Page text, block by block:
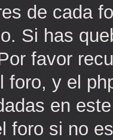
de cada
Si has
favor
foro, y el
en
foro si no